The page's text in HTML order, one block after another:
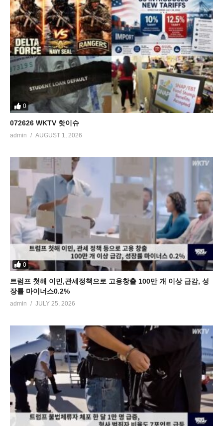
0
072626 WKTV 핫이슈
admin AUGUST 1, 2026
0
트럼프 첫해 이민,관세정책으로 고용창출 100만 개 이상 급감, 성
장률 마이너스0.2%
admin JULY 25, 2026